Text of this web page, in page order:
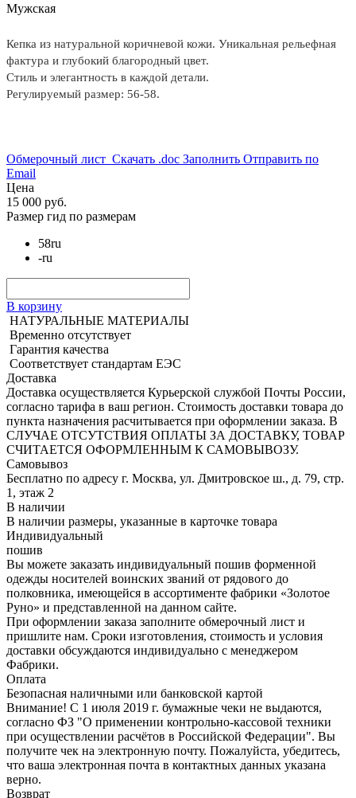
Мужская
Кепка из натуральной коричневой кожи. Уникальная рельефная
фактура и глубокий благородный цвет.
Стиль и элегантность в каждой детали.
Регулируемый размер: 56-58.
Обмерочный лист Скачать .doc Заполнить Отправить по
Email
Цена
15 000 руб.
Размер гид по размерам
58ru
-ru
В корзину
НАТУРАЛЬНЫЕ МАТЕРИАЛЫ
Временно отсутствует
Гарантия качества
Соответствует стандартам ЕЭС
Доставка
Доставка осуществляется Курьерской службой Почты России,
согласно тарифа в ваш регион. Стоимость доставки товара до
пункта назначения расчитывается при оформлении заказа. В
СЛУЧАЕ ОТСУТСТВИЯ ОПЛАТЫ ЗА ДОСТАВКУ, ТОВАР
СЧИТАЕТСЯ ОФОРМЛЕННЫМ К САМОВЫВОЗУ.
Самовывоз
Бесплатно по адресу г. Москва, ул. Дмитровское ш., д. 79, стр.
1, этаж 2
В наличии
В наличии размеры, указанные в карточке товара
Индивидуальный
пошив
Вы можете заказать индивидуальный пошив форменной
одежды носителей воинских званий от рядового до
полковника, имеющейся в ассортименте фабрики «Золотое
Руно» и представленной на данном сайте.
При оформлении заказа заполните обмерочный лист и
пришлите нам. Сроки изготовления, стоимость и условия
доставки обсуждаются индивидуально с менеджером
Фабрики.
Оплата
Безопасная наличными или банковской картой
Внимание! С 1 июля 2019 г. бумажные чеки не выдаются,
согласно ФЗ "О применении контрольно-кассовой техники
при осуществлении расчётов в Российской Федерации". Вы
получите чек на электронную почту. Пожалуйста, убедитесь,
что ваша электронная почта в контактных данных указана
верно.
Возврат